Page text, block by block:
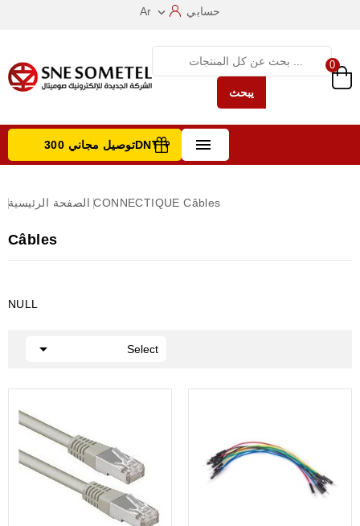
Ar  حسابي
يبحث
0
 توصيل مجاني 300DNT +
الصفحة الرئيسية CONNECTIQUE Câbles
Câbles
NULL
Select
